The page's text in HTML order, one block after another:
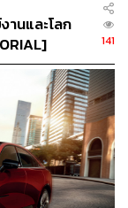
wellness
านและโลก
141